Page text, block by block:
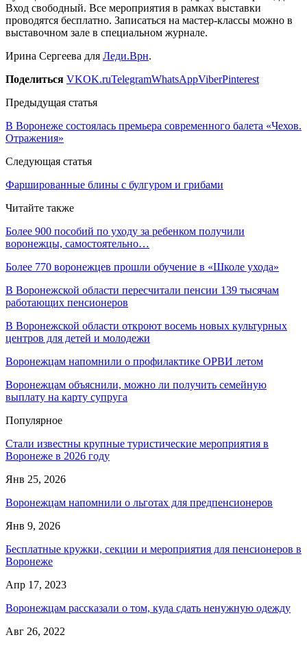
Вход свободный. Все мероприятия в рамках выставки
проводятся бесплатно. Записаться на мастер-классы можно в
выставочном зале в специальном журнале.
Ирина Сергеева для Леди.Врн.
Поделиться VKOK.ruTelegramWhatsAppViberPinterest
Предыдущая статья
В Воронеже состоялась премьера современного балета «Чехов.
Отражения»
Следующая статья
Фаршированные блины с булгуром и грибами
Читайте также
Более 900 пособий по уходу за ребенком получили
воронежцы, самостоятельно…
Более 770 воронежцев прошли обучение в «Школе ухода»
В Воронежской области пересчитали пенсии 139 тысячам
работающих пенсионеров
В Воронежской области откроют восемь новых культурных
центров для детей и молодежи
Воронежцам напомнили о профилактике ОРВИ летом
Воронежцам объяснили, можно ли получить семейную
выплату на карту супруга
Популярное
Стали известны крупные туристические мероприятия в
Воронеже в 2026 году
Янв 25, 2026
Воронежцам напомнили о льготах для предпенсионеров
Янв 9, 2026
Бесплатные кружки, секции и мероприятия для пенсионеров в
Воронеже
Апр 17, 2023
Воронежцам рассказали о том, куда сдать ненужную одежду
Авг 26, 2022